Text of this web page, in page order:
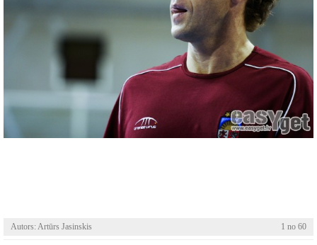
Autors: Artūrs Jasinskis 1 no 60